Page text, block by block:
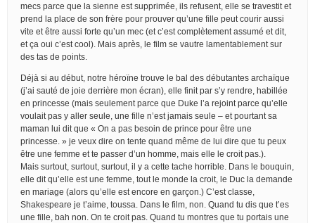
mecs parce que la sienne est supprimée, ils refusent, elle se travestit et
prend la place de son frère pour prouver qu’une fille peut courir aussi
vite et être aussi forte qu’un mec (et c’est complètement assumé et dit,
et ça oui c’est cool). Mais après, le film se vautre lamentablement sur
des tas de points.
Déjà si au début, notre héroïne trouve le bal des débutantes archaïque
(j’ai sauté de joie derrière mon écran), elle finit par s’y rendre, habillée
en princesse (mais seulement parce que Duke l’a rejoint parce qu’elle
voulait pas y aller seule, une fille n’est jamais seule – et pourtant sa
maman lui dit que « On a pas besoin de prince pour être une
princesse. » je veux dire on tente quand même de lui dire que tu peux
être une femme et te passer d’un homme, mais elle le croit pas.).
Mais surtout, surtout, surtout, il y a cette tache horrible. Dans le bouquin,
elle dit qu’elle est une femme, tout le monde la croit, le Duc la demande
en mariage (alors qu’elle est encore en garçon.) C’est classe,
Shakespeare je t’aime, toussa. Dans le film, non. Quand tu dis que t’es
une fille, bah non. On te croit pas. Quand tu montres que tu portais une